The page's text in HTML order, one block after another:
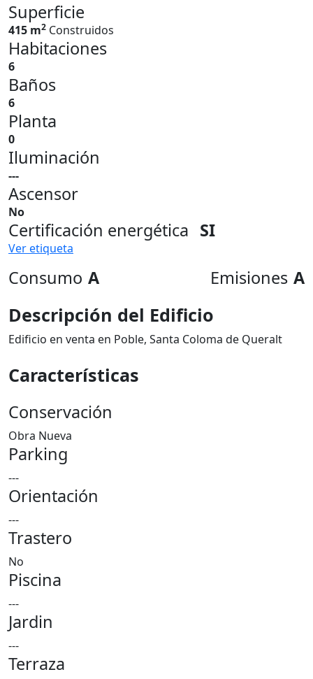
Superficie
415 m2 Construidos
Habitaciones
6
Baños
6
Planta
0
Iluminación
---
Ascensor
No
Certificación energética SI
Ver etiqueta
Consumo A Emisiones A
Descripción del Edificio
Edificio en venta en Poble, Santa Coloma de Queralt
Características
Conservación
Obra Nueva
Parking
---
Orientación
---
Trastero
No
Piscina
---
Jardin
---
Terraza